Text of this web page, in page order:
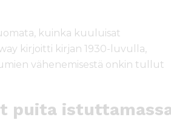
kuinka kuuluisat
kirjoitti kirjan 1930-luvulla,
vähenemisestä onkin tullut
puita